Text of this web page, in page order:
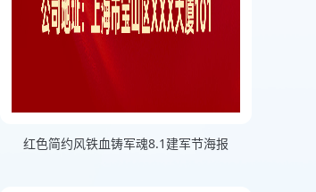
红色简约风铁血铸军魂8.1建军节海报